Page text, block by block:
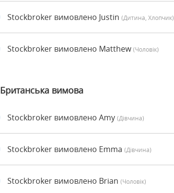
Stockbroker вимовлено Justin (дитина, Хлопчик)
Stockbroker вимовлено Matthew(чоловік)
Британська вимова
Stockbroker вимовлено Amy (дівчина)
Stockbroker вимовлено Emma (дівчина)
Stockbroker вимовлено Brian (чоловік)